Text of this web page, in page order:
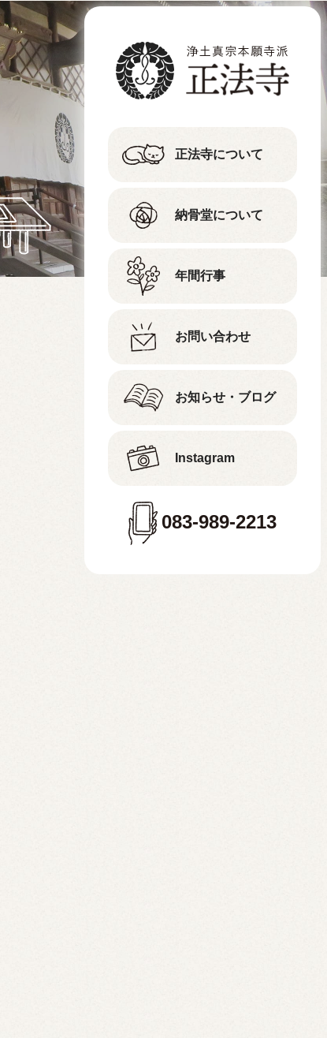
正法寺について
納骨堂について
年間行事
お問い合わせ
お知らせ・ブログ
Instagram
083-989-2213